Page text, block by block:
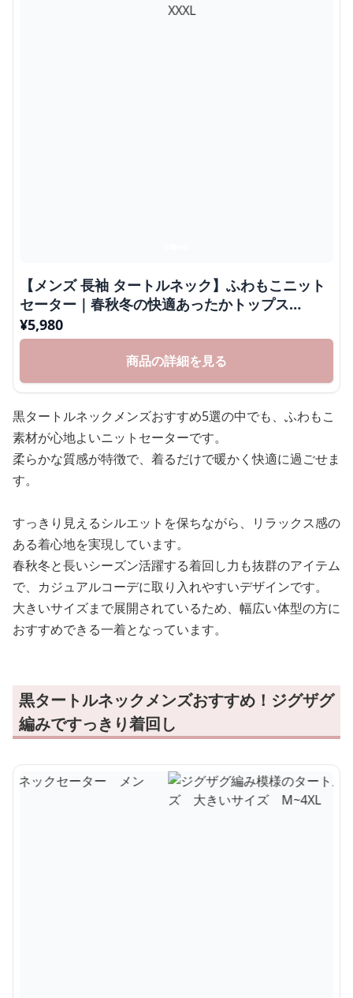
【メンズ 長袖 タートルネック】ふわもこニット
セーター｜春秋冬の快適あったかトップス
neckty＋ M～XXXL
¥5,980
商品の詳細を見る
黒タートルネックメンズおすすめ5選の中でも、ふわもこ
素材が心地よいニットセーターです。
柔らかな質感が特徴で、着るだけで暖かく快適に過ごせま
す。
すっきり見えるシルエットを保ちながら、リラックス感の
ある着心地を実現しています。
春秋冬と長いシーズン活躍する着回し力も抜群のアイテム
で、カジュアルコーデに取り入れやすいデザインです。
大きいサイズまで展開されているため、幅広い体型の方に
おすすめできる一着となっています。
黒タートルネックメンズおすすめ！ジグザグ
編みですっきり着回し